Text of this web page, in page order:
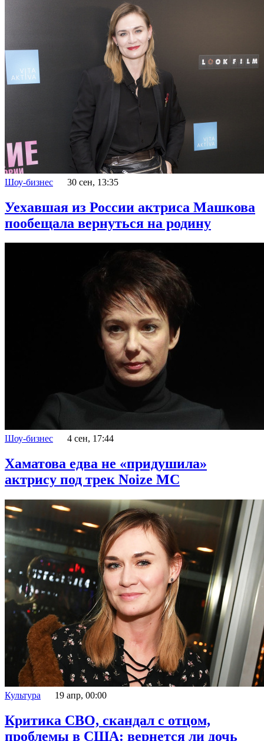
Шоу-бизнес 30 сен, 13:35
Уехавшая из России актриса Машкова
пообещала вернуться на родину
Шоу-бизнес 4 сен, 17:44
Хаматова едва не «придушила»
актрису под трек Noize MC
Культура 19 апр, 00:00
Критика СВО, скандал с отцом,
проблемы в США: вернется ли дочь